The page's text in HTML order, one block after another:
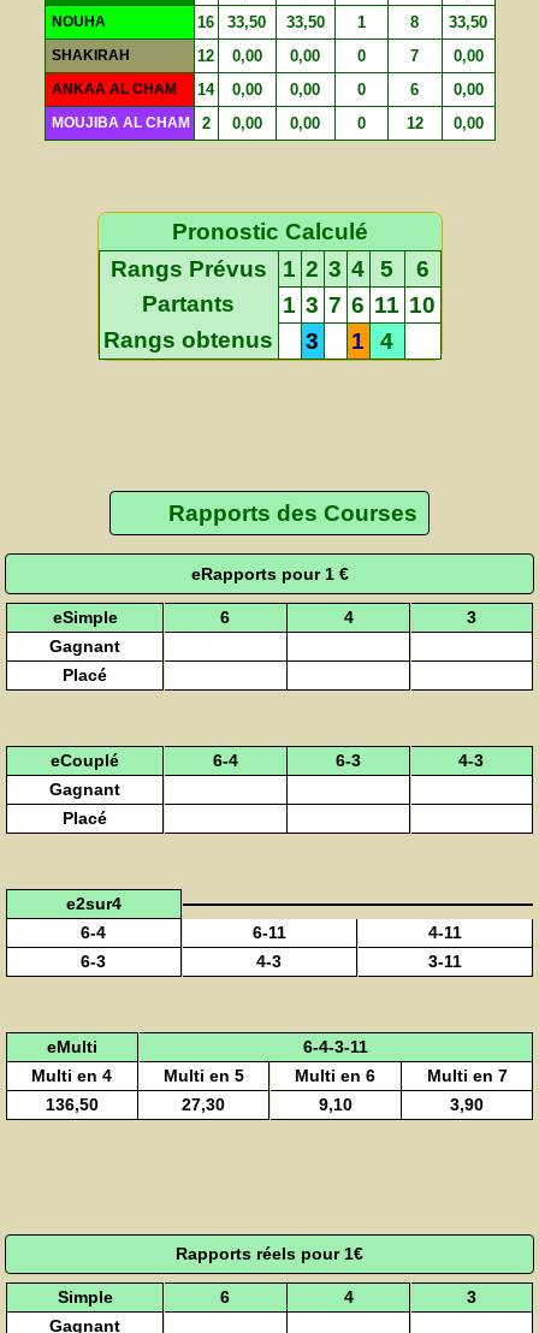
NOUHA 16 33,50 33,50 1 8 33,50
SHAKIRAH 12 0,00 0,00 0 7 0,00
ANKAA AL CHAM 14 0,00 0,00 0 6 0,00
MOUJIBA AL CHAM 2 0,00 0,00 0 12 0,00
Pronostic Calculé
Rangs Prévus
1 2 3 4 5
6
Partants
1 3 7 6 11 10
Rangs obtenus
3 1 4
Rapports des Courses
eRapports pour 1 €
eSimple 6 4
3
Gagnant
Placé
eCouplé 6-4 6-3
4-3
Gagnant
Placé
e2sur4
6-4
6-11
4-11
6-3
4-3 3-11
eMulti
6-4-3-11
Multi en 4
Multi en 5 Multi en 6
Multi en 7
136,50
27,30 9,10 3,90
Rapports réels pour 1€
Simple 6 4
3
Gagnant